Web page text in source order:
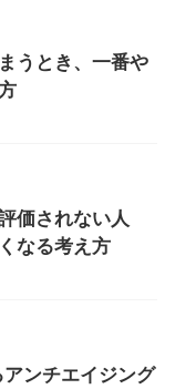
うとき、一番や
価されない人
なる考え方
ンチエイジング